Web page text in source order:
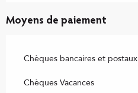
Moyens de paiement
Chèques bancaires et postaux
Chèques Vacances